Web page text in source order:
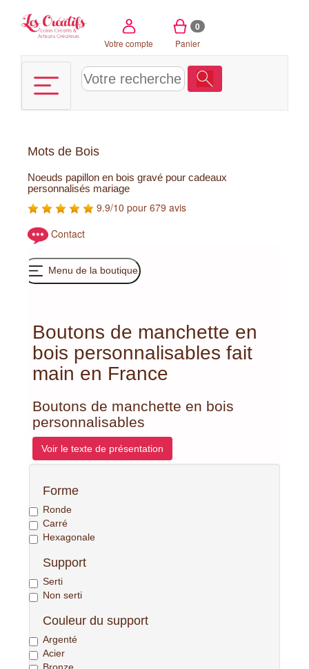
Votre compte
0
Panier
Mots de Bois
Noeuds papillon en bois gravé pour cadeaux
personnalisés mariage
9.9/10 pour 679 avis
Contact
Menu de la boutique
Boutons de manchette en
bois personnalisables fait
main en France
Boutons de manchette en bois
personnalisables
Voir le texte de présentation
Forme
Ronde
Carré
Hexagonale
Support
Serti
Non serti
Couleur du support
Argenté
Acier
Bronze